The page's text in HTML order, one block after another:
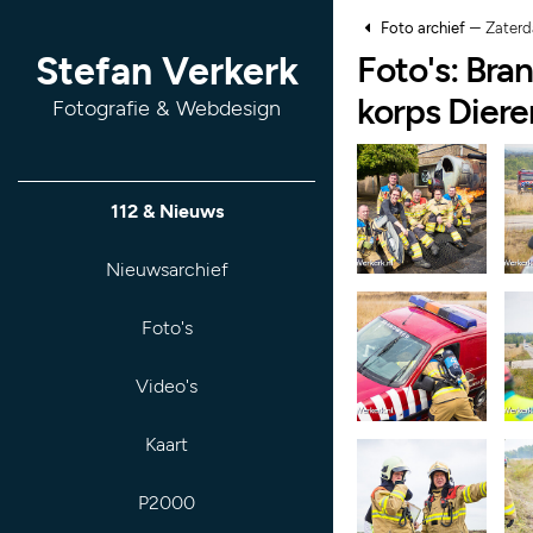
Stefan Verkerk
Fotografie & Webdesign
112 & Nieuws
Nieuwsarchief
Foto's
Video's
Kaart
P2000
Foto archief–
Foto's:
korps